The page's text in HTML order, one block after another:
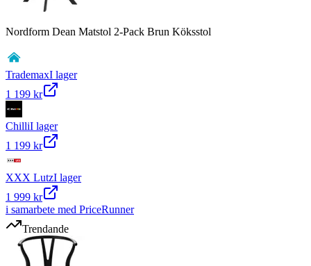
Nordform Dean Matstol 2-Pack Brun Köksstol
TrademaxI lager
1 199 kr
ChilliI lager
1 199 kr
XXX LutzI lager
1 999 kr
i samarbete med PriceRunner
Trendande